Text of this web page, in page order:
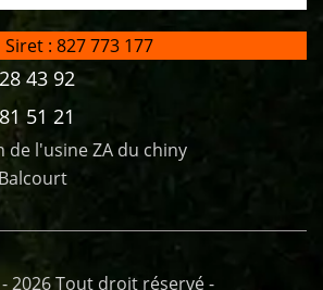
Siret : 827 773 177
43 92
51 21
de l'usine ZA du chiny
2026 Tout droit réservé -